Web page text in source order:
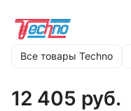
Все товары Techno
12 405 руб.